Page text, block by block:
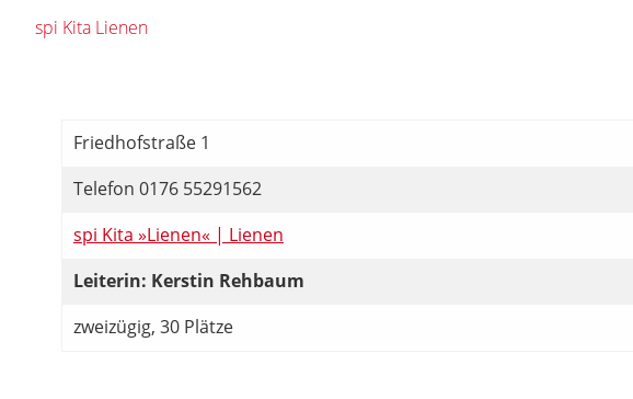
spi Kita Lienen
Friedhofstraße 1
Telefon 0176 55291562
spi Kita »Lienen« | Lienen
Leiterin: Kerstin Rehbaum
zweizügig, 30 Plätze